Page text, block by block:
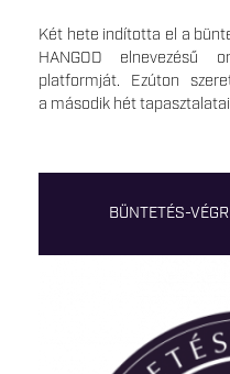
Két hete indította el a
HANGOD elnevezésű
platformját. Ezúton
a második hét
BÜNTETÉS-